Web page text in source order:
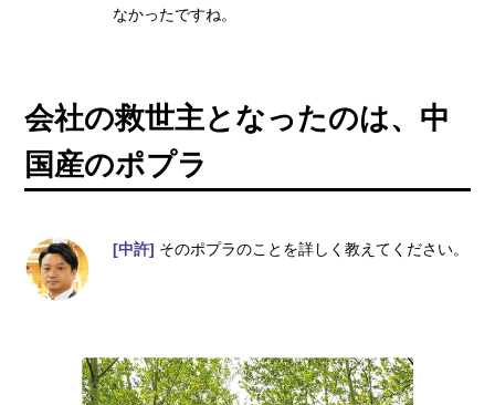
なかったですね。
会社の救世主となったのは、中
国産のポプラ
[中許] そのポプラのことを詳しく教えてください。